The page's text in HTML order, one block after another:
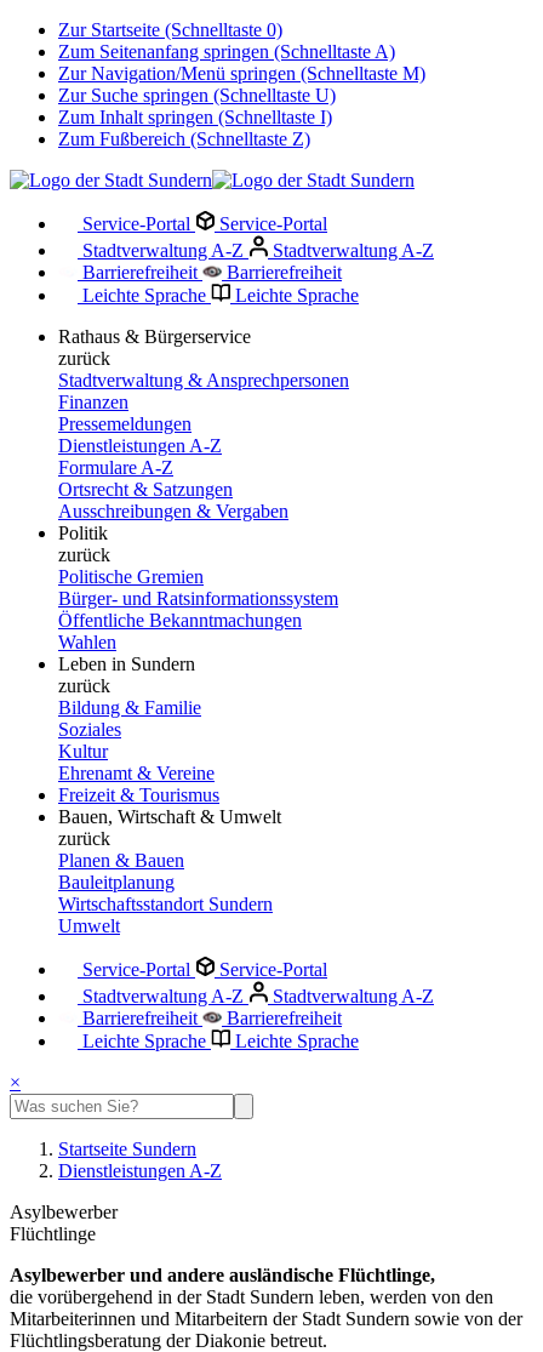
Zur Startseite (Schnelltaste 0)
Zum Seitenanfang springen (Schnelltaste A)
Zur Navigation/Menü springen (Schnelltaste M)
Zur Suche springen (Schnelltaste U)
Zum Inhalt springen (Schnelltaste I)
Zum Fußbereich (Schnelltaste Z)
Service-Portal
Service-Portal
Stadtverwaltung A-Z
Stadtverwaltung A-Z
Barrierefreiheit
Barrierefreiheit
Leichte Sprache
Leichte Sprache
Rathaus & Bürgerservice
zurück
Stadtverwaltung & Ansprechpersonen
Finanzen
Pressemeldungen
Dienstleistungen A-Z
Formulare A-Z
Ortsrecht & Satzungen
Ausschreibungen & Vergaben
Politik
zurück
Politische Gremien
Bürger- und Ratsinformationssystem
Öffentliche Bekanntmachungen
Wahlen
Leben in Sundern
zurück
Bildung & Familie
Soziales
Kultur
Ehrenamt & Vereine
Freizeit & Tourismus
Bauen, Wirtschaft & Umwelt
zurück
Planen & Bauen
Bauleitplanung
Wirtschaftsstandort Sundern
Umwelt
Service-Portal
Service-Portal
Stadtverwaltung A-Z
Stadtverwaltung A-Z
Barrierefreiheit
Barrierefreiheit
Leichte Sprache
Leichte Sprache
×
Startseite Sundern
Dienstleistungen A-Z
Asylbewerber
Flüchtlinge
Asylbewerber und andere ausländische Flüchtlinge,
die vorübergehend in der Stadt Sundern leben, werden von den
Mitarbeiterinnen und Mitarbeitern der Stadt Sundern sowie von der
Flüchtlingsberatung der Diakonie betreut.